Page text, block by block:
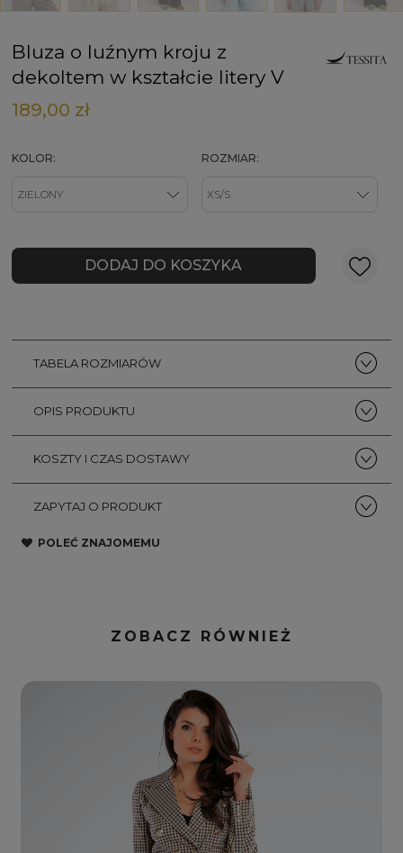
Bluza o luźnym kroju z
dekoltem w kształcie litery V
189,00 zł
KOLOR: ROZMIAR:
DODAJ DO KOSZYKA
TABELA ROZMIARÓW
OPIS PRODUKTU
KOSZTY I CZAS DOSTAWY
ZAPYTAJ O PRODUKT
POLEĆ ZNAJOMEMU
ZOBACZ RÓWNIEŻ